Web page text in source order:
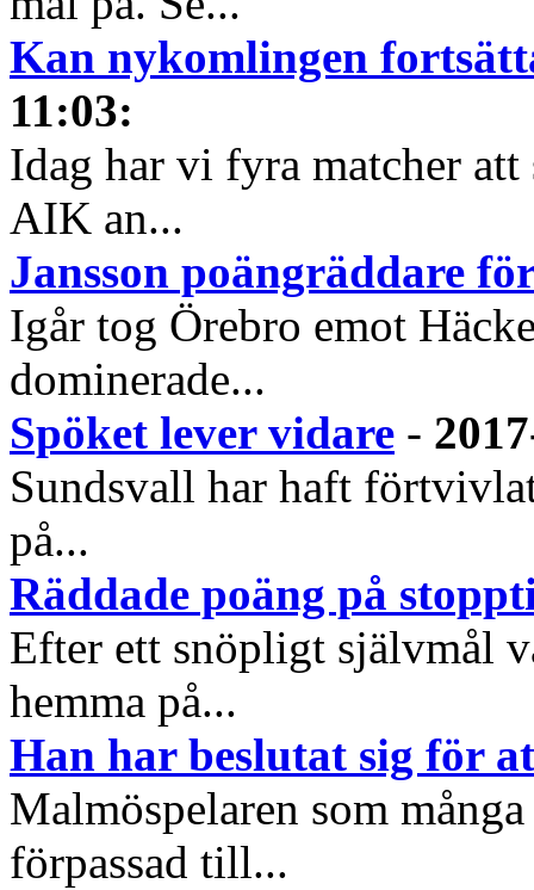
Kan nykomlingen
11:03:
Idag har vi fyra matcher
AIK an...
Jansson poängräddare
Igår tog Örebro emot
dominerade...
Spöket lever vidare -
Sundsvall har haft
på...
Räddade poäng på
Efter ett snöpligt självmål
hemma på...
Han har beslutat sig för
Malmöspelaren som
förpassad till...